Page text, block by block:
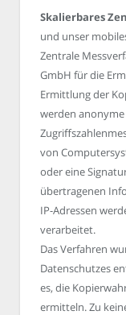
Skalierbares
und unser
Zentrale
GmbH für die
Ermittlung der
werden
von
oder eine
übertragenen
IP-Adressen
verarbeitet.
Das Verfahren
Datenschutzes
es, die
ermitteln. Zu